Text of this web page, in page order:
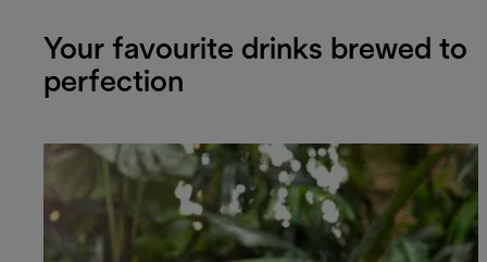
Your favourite drinks brewed to
perfection